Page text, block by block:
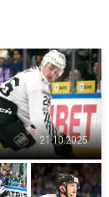
21.10.2025